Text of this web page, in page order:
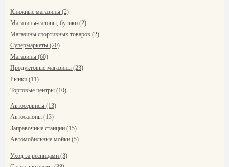
Книжные магазины (2)
Магазины-салоны, бутики (2)
Магазины спортивных товаров (2)
Супермаркеты (20)
Магазины (60)
Продуктовые магазины (23)
Рынки (11)
Торговые центры (10)
Автосервисы (13)
Автосалоны (13)
Заправочные станции (15)
Автомобильные мойки (5)
Уход за ресницами (3)